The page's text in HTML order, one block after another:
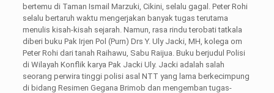
bertemu di Taman Ismail Marzuki, Cikini, selalu gagal. Peter Rohi
selalu bertaruh waktu mengerjakan banyak tugas terutama
menulis kisah-kisah sejarah. Namun, rasa rindu terobati tatkala
diberi buku Pak Irjen Pol (Purn) Drs Y. Uly Jacki, MH, kolega om
Peter Rohi dari tanah Raihawu, Sabu Raijua. Buku berjudul Polisi
di Wilayah Konflik karya Pak Jacki Uly. Jacki adalah salah
seorang perwira tinggi polisi asal NTT yang lama berkecimpung
di bidang Resimen Gegana Brimob dan mengemban tugas-